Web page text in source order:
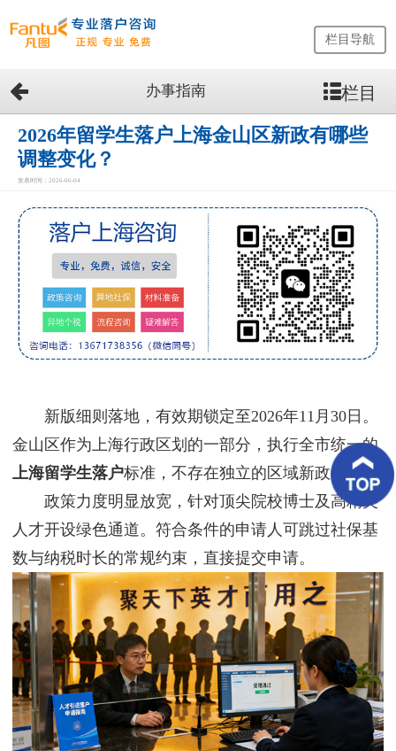
网
站
首
页
留
生
务
优
案
好
评
新
闻
资
讯
联
系
我
们
栏目导航
办事指南 栏目
2026年留学生落户上海金山区新政有哪些
调整变化？
发表时间：2026-06-04
新版细则落地，有效期锁定至2026年11月30日。
金山区作为上海行政区划的一部分，执行全市统一的
上海留学生落户标准，不存在独立的区域新政。
政策力度明显放宽，针对顶尖院校博士及高精尖
人才开设绿色通道。符合条件的申请人可跳过社保基
数与纳税时长的常规约束，直接提交申请。